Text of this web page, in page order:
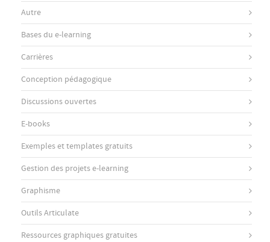
Autre
Bases du e-learning
Carrières
Conception pédagogique
Discussions ouvertes
E-books
Exemples et templates gratuits
Gestion des projets e-learning
Graphisme
Outils Articulate
Ressources graphiques gratuites